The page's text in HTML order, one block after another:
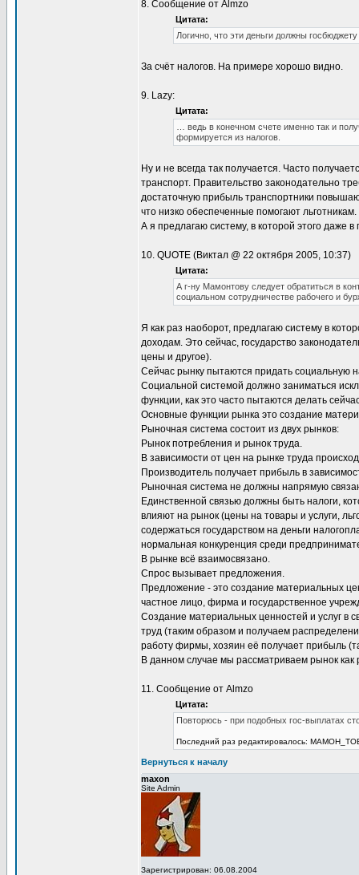
8. Сообщение от Almzo
Цитата:
Логично, что эти деньги должны
За счёт налогов. На примере хорошо видно.
9. Lazy:
Цитата:
… ведь в конечном счете именно так и
формируется из налогов.
Ну и не всегда так получается. Часто
транспорт. Правительство законодательно
достаточную прибыль транспортники
что низко обеспеченные помогают льготникам.
А я предлагаю систему, в которой этого даже
10. QUOTE (Виктал @ 22 октября 2005, 10:37)
Цитата:
А г-ну Мамонтову следует обратиться в
социальном сотрудничестве рабочего и
Я как раз наоборот, предлагаю систему в
доходам. Это сейчас, государство
цены и другое).
Сейчас рынку пытаются придать социальную
Социальной системой должно заниматься
функции, как это часто пытаются делать
Основные функции рынка это создание
Рыночная система состоит из двух рынков:
Рынок потребления и рынок труда.
В зависимости от цен на рынке труда
Производитель получает прибыль в
Рыночная система не должны напрямую
Единственной связью должны быть налоги,
влияют на рынок (цены на товары и услуги,
содержаться государством на деньги
нормальная конкуренция среди
В рынке всё взаимосвязано.
Спрос вызывает предложения.
Предложение - это создание материальных
частное лицо, фирма и государственное
Создание материальных ценностей и услуг в
труд (таким образом и получаем
работу фирмы, хозяин её получает прибыль
В данном случае мы рассматриваем рынок как
11. Сообщение от Almzo
Цитата:
Повторюсь - при подобных гос-выплатах
Последний раз редактировалось:
Вернуться к началу
maxon
Site Admin
Зарегистрирован: 06.08.2004